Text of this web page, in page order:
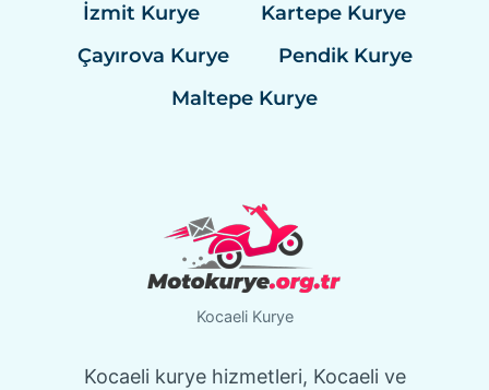
İzmit Kurye
Kartepe Kurye
Çayırova Kurye
Pendik Kurye
Maltepe Kurye
Kocaeli Kurye
Kocaeli kurye hizmetleri, Kocaeli ve